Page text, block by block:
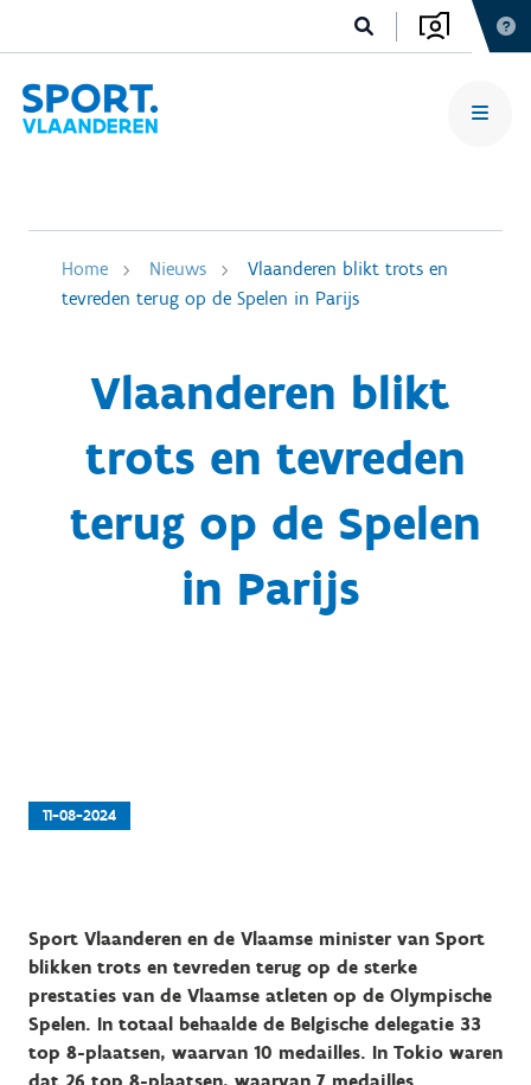
Home Nieuws
Vlaanderen blikt trots en
tevreden terug op de Spelen in Parijs
Vlaanderen blikt
trots en tevreden
terug op de Spelen
in Parijs
11-08-2024
Sport Vlaanderen en de Vlaamse minister van Sport
blikken trots en tevreden terug op de sterke
prestaties van de Vlaamse atleten op de Olympische
Spelen. In totaal behaalde de Belgische delegatie 33
top 8-plaatsen, waarvan 10 medailles. In Tokio waren